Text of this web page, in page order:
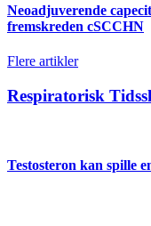
Neoadjuverende
fremskreden cSCCHN
Flere artikler
Respiratorisk
Testosteron kan spille